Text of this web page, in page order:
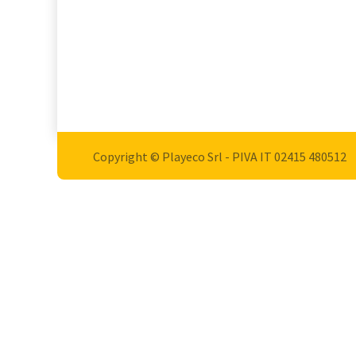
Copyright © Playeco Srl - PIVA IT 02415 ​480512